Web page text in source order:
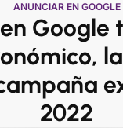
ANUNCIAR EN GOOGLE
Google
2022